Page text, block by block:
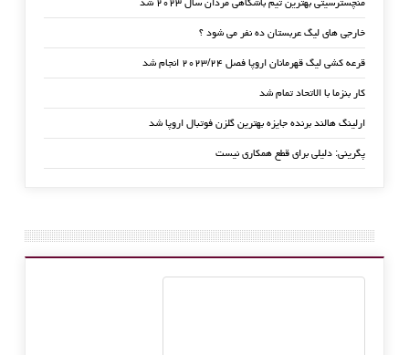
منچسترسیتی بهترین تیم باشگاهی مردان سال ۲۰۲۳ شد
خارجی های لیگ عربستان ده نفر می شود ؟
قرعه کشی لیگ قهرمانان اروپا فصل ۲۰۲۳/۲۴ انجام شد
کار بنزما با الاتحاد تمام شد
ارلینگ هالند برنده جایزه بهترین گلزن فوتبال اروپا شد
پگرینی: دلیلی برای قطع همکاری نیست